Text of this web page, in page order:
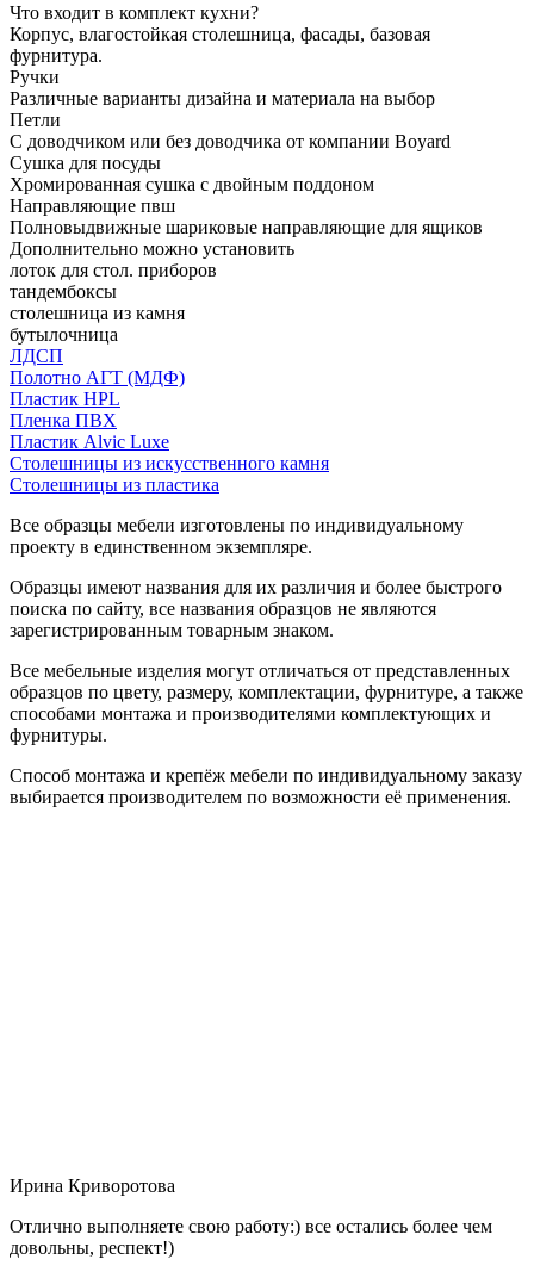
Что входит в комплект кухни?
Корпус, влагостойкая столешница, фасады, базовая
фурнитура.
Ручки
Различные варианты дизайна и материала на выбор
Петли
С доводчиком или без доводчика от компании Boyard
Сушка для посуды
Хромированная сушка с двойным поддоном
Направляющие пвш
Полновыдвижные шариковые направляющие для ящиков
Дополнительно можно установить
лоток для стол. приборов
тандембоксы
столешница из камня
бутылочница
ЛДСП
Полотно АГТ (МДФ)
Пластик HPL
Пленка ПВХ
Пластик Alvic Luxe
Столешницы из искусственного камня
Столешницы из пластика
Все образцы мебели изготовлены по индивидуальному
проекту в единственном экземпляре.
Образцы имеют названия для их различия и более быстрого
поиска по сайту, все названия образцов не являются
зарегистрированным товарным знаком.
Все мебельные изделия могут отличаться от представленных
образцов по цвету, размеру, комплектации, фурнитуре, а также
способами монтажа и производителями комплектующих и
фурнитуры.
Способ монтажа и крепёж мебели по индивидуальному заказу
выбирается производителем по возможности её применения.
Ирина Криворотова
Отлично выполняете свою работу:) все остались более чем
довольны, респект!)